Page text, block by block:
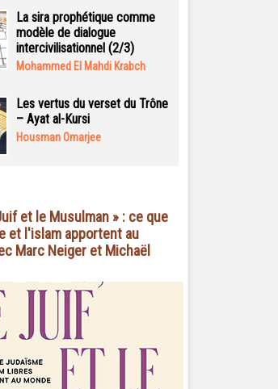
La sira prophétique comme
modèle de dialogue
intercivilisationnel (2/3)
Mohammed El Mahdi Krabch
Les vertus du verset du Trône
– Ayat al-Kursi
Housman Omarjee
et le Musulman » : ce que
et l'islam apportent au
Marc Neiger et Michaël